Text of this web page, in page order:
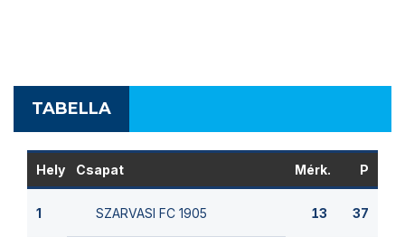
TABELLA
Hely Csapat Mérk. P
1 SZARVASI FC 1905 13 37